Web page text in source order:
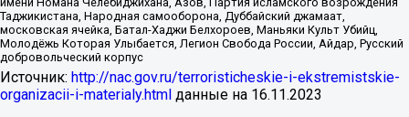
Таджикистана, Народная самооборона, Дуббайский джамаат,
московская ячейка, Батал-Хаджи Белхороев, Маньяки Культ Убийц,
Молодёжь Которая Улыбается, Легион Свобода России, Айдар, Русский
добровольческий корпус
Источник: http://nac.gov.ru/terroristicheskie-i-ekstremistskie-
organizacii-i-materialy.html данные на 16.11.2023